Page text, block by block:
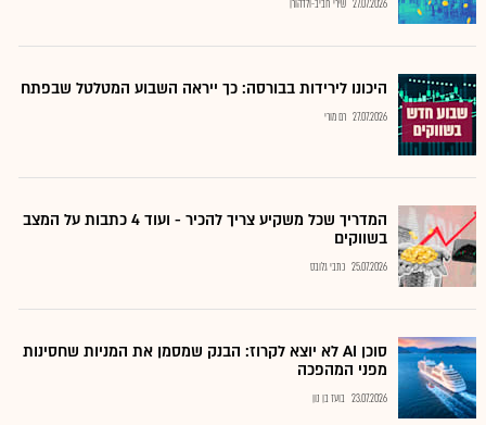
27.07.2026 שירי חביב-ולדהורן
היכונו לירידות בבורסה: כך ייראה השבוע המטלטל שבפתח
27.07.2026 רם מורי
המדריך שכל משקיע צריך להכיר - ועוד 4 כתבות על המצב
בשווקים
25.07.2026 כתבי גלובס
סוכן AI לא יוצא לקרוז: הבנק שמסמן את המניות שחסינות
מפני המהפכה
23.07.2026 בועז בן נון